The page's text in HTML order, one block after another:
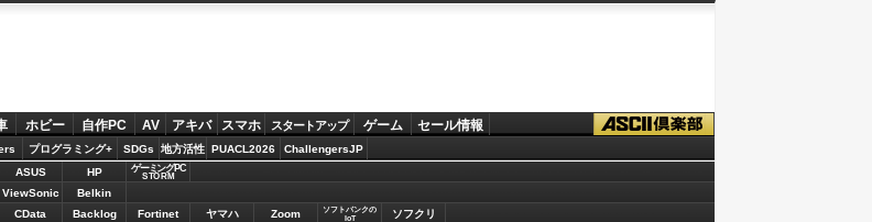
ホビー 自作PC AV アキバ スマホ スタートアップ ゲーム セール情報
プログラミング+ SDGs 地方活性 PUACL2026 ChallengersJP
ASUS HP ゲーミングPC
STORM
ViewSonic Belkin
CData Backlog Fortinet ヤマハ Zoom
ソフトバンクの
IoT
ソフクリ